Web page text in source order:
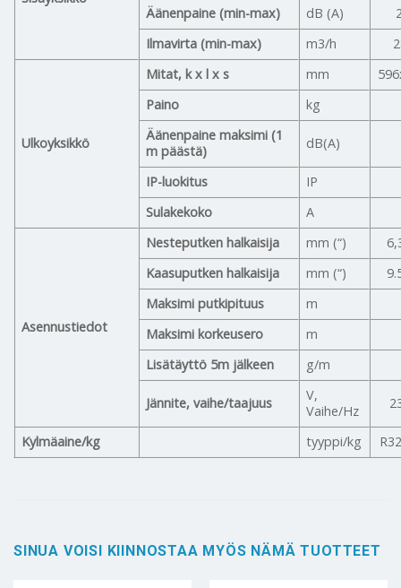
Äänenpaine (min-max)
dB (A)
Ilmavirta (min-max)
m3/h
Ulkoyksikkö
Mitat, k x l x s mm
Paino
kg
Äänenpaine maksimi (1
m päästä)
dB(A)
IP-luokitus
IP
Sulakekoko
A
Asennustiedot
Nesteputken halkaisija mm (“)
Kaasuputken halkaisija
mm (“)
Maksimi putkipituus
m
Maksimi korkeusero
m
Lisätäyttö 5m jälkeen
g/m
Jännite, vaihe/taajuus
V,
Vaihe/Hz
Kylmäaine/kg tyyppi/kg
SINUA VOISI KIINNOSTAA MYÖS NÄMÄ TUOTTEET